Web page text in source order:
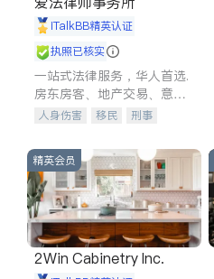
iTalkBB精英认证
执照已核实
一站式法律服务，华人首选.
房东房客、地产交易、意外
伤害、车祸重伤、商业诉
建筑合同、刑事案件全包办
人身伤害 移民
刑事
信托/遗嘱
商业
商标注册
索赔
律师-其它 保释
精英会员
2Win Cabinetry Inc.